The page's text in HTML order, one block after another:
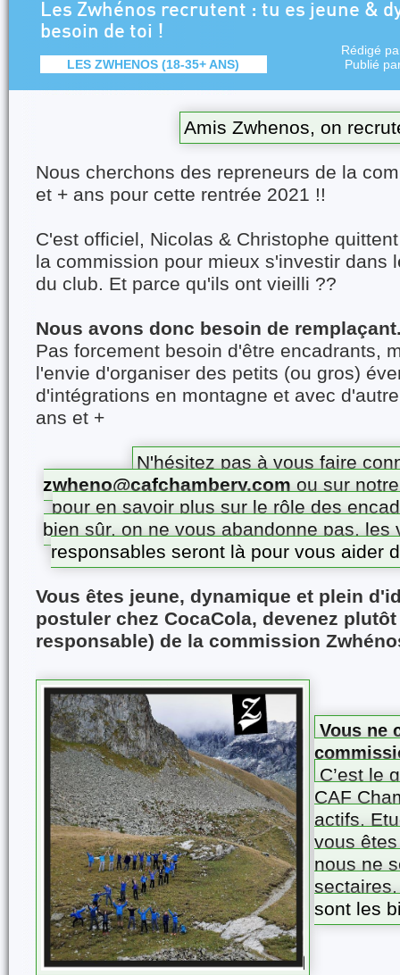
Les Zwhénos recrutent : tu es jeune &
besoin de toi !
LES ZWHENOS (18-35+ ANS)
Rédigé
Publié
Amis Zwhenos, on
Nous cherchons des repreneurs de la
et + ans pour cette rentrée 2021 !!
C'est officiel, Nicolas & Christophe
la commission pour mieux s'investir dans
du club. Et parce qu'ils ont vieilli ??
Nous avons donc besoin de
Pas forcement besoin d'être encadrants,
l'envie d'organiser des petits (ou gros)
d'intégrations en montagne et avec
ans et +
N'hésitez pas à vous faire
zwheno@cafchambery.com ou sur
pour en savoir plus sur le rôle des
bien sûr, on ne vous abandonne pas, les
responsables seront là pour vous aider
Vous êtes jeune, dynamique et plein
postuler chez CocaCola, devenez
responsable) de la commission
Vous ne
C’est le
CAF
actifs,
vous
nous ne
sont les